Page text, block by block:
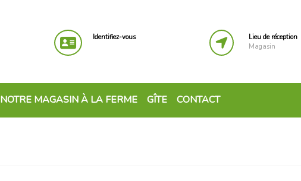
Identifiez-vous
Lieu de réception
Magasin
NOTRE MAGASIN À LA FERME GÎTE CONTACT